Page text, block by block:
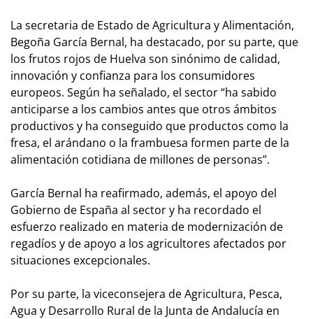
La secretaria de Estado de Agricultura y Alimentación,
Begoña García Bernal, ha destacado, por su parte, que
los frutos rojos de Huelva son sinónimo de calidad,
innovación y confianza para los consumidores
europeos. Según ha señalado, el sector “ha sabido
anticiparse a los cambios antes que otros ámbitos
productivos y ha conseguido que productos como la
fresa, el arándano o la frambuesa formen parte de la
alimentación cotidiana de millones de personas”.
García Bernal ha reafirmado, además, el apoyo del
Gobierno de España al sector y ha recordado el
esfuerzo realizado en materia de modernización de
regadíos y de apoyo a los agricultores afectados por
situaciones excepcionales.
Por su parte, la viceconsejera de Agricultura, Pesca,
Agua y Desarrollo Rural de la Junta de Andalucía en